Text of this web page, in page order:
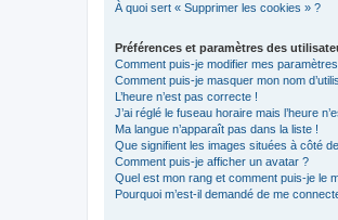
À quoi sert « Supprimer les cookies » ?
Préférences et paramètres des
Comment puis-je modifier mes
Comment puis-je masquer mon nom
L’heure n’est pas correcte !
J’ai réglé le fuseau horaire mais l’heure
Ma langue n’apparaît pas dans la liste !
Que signifient les images situées à côté
Comment puis-je afficher un avatar ?
Quel est mon rang et comment puis-je le
Pourquoi m’est-il demandé de me